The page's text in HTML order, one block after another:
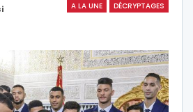
A LA UNE DÉCRYPTAGES